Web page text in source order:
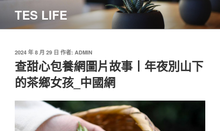
主
TES LIFE
發
佈
於
2024 年 8 月 29 日 作者: ADMIN
查甜心包養網圖片故事丨年夜別山下
的茶鄉女孩_中國網